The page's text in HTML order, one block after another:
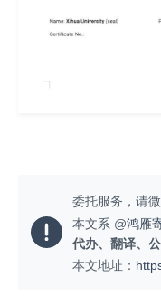
委托服务，请
本文系 @鸿雁
代办、翻译、
本文地址：